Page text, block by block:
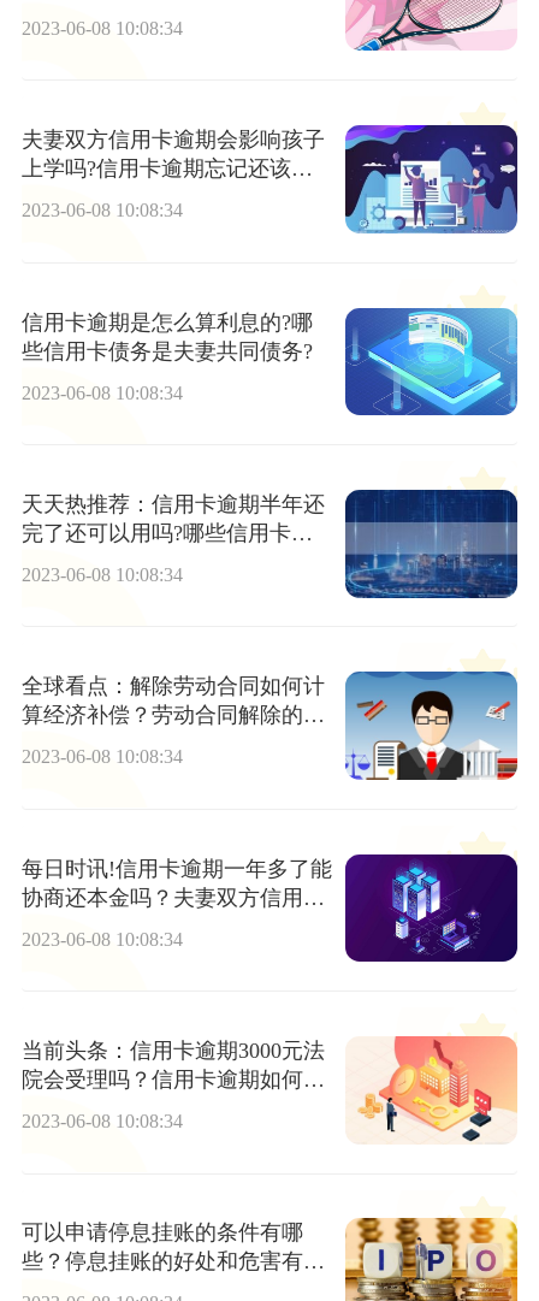
2023-06-08 10:08:34
夫妻双方信用卡逾期会影响孩子
上学吗?信用卡逾期忘记还该给
多少利息？
2023-06-08 10:08:34
信用卡逾期是怎么算利息的?哪
些信用卡债务是夫妻共同债务?
2023-06-08 10:08:34
天天热推荐：信用卡逾期半年还
完了还可以用吗?哪些信用卡债
2023-06-08 10:08:34
全球看点：解除劳动合同如何计
算经济补偿？劳动合同解除的条
件
2023-06-08 10:08:34
每日时讯!信用卡逾期一年多了能
协商还本金吗？夫妻双方信用卡
2023-06-08 10:08:34
当前头条：信用卡逾期3000元法
院会受理吗？信用卡逾期如何补
救？
2023-06-08 10:08:34
可以申请停息挂账的条件有哪
些？停息挂账的好处和危害有哪
些？|环球实时